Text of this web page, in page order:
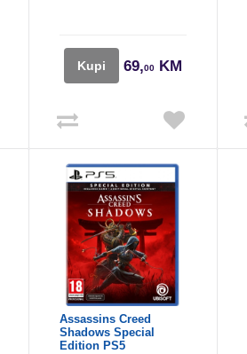
Kupi 69,00KM
Assassins Creed
Shadows Special
Edition PS5